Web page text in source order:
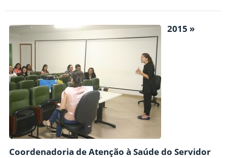
2015 »
Coordenadoria de Atenção à Saúde do Servidor